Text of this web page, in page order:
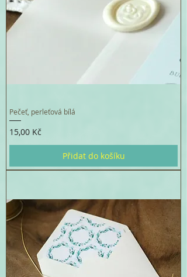
Pečeť, perleťová bílá
Cena
15,00 Kč
Přidat do košíku